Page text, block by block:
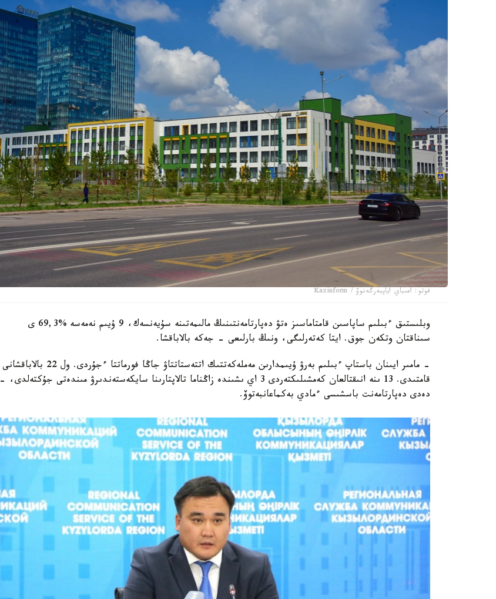
فوتو: اعىباي اياپبەرگەنوۆ / Kazinform
وبلىستىق ءبىلىم ساپاسىن قامتاماسىز ەتۋ دەپارتامەنتىنىڭ مالىمەتىنە سۇيەنسەك، 9 ۇيىم نەمەسە %69,3 ى
سىناقتان وتكەن جوق. ايتا كەتەرلىگى، ونىڭ بارلىعى - جەكە بالاباقشا.
- مامىر ايىنان باستاپ ءبىلىم بەرۋ ۇيىمدارىن مەملەكەتتىك اتتەستاتتاۋ جاڭا فورماتتا ءجۇردى. ول 22 بالاباقشانى
قامتىدى. 13 ىنە انىقتالعان كەمشىلىكتەردى 3 اي ىشىندە زاڭناما تالاپتارىنا سايكەستەندىرۋ مىندەتى جۇكتەلدى، -
دەدى دەپارتامەنت باسشىسى ءمادي بەكماعانبەتوۆ.